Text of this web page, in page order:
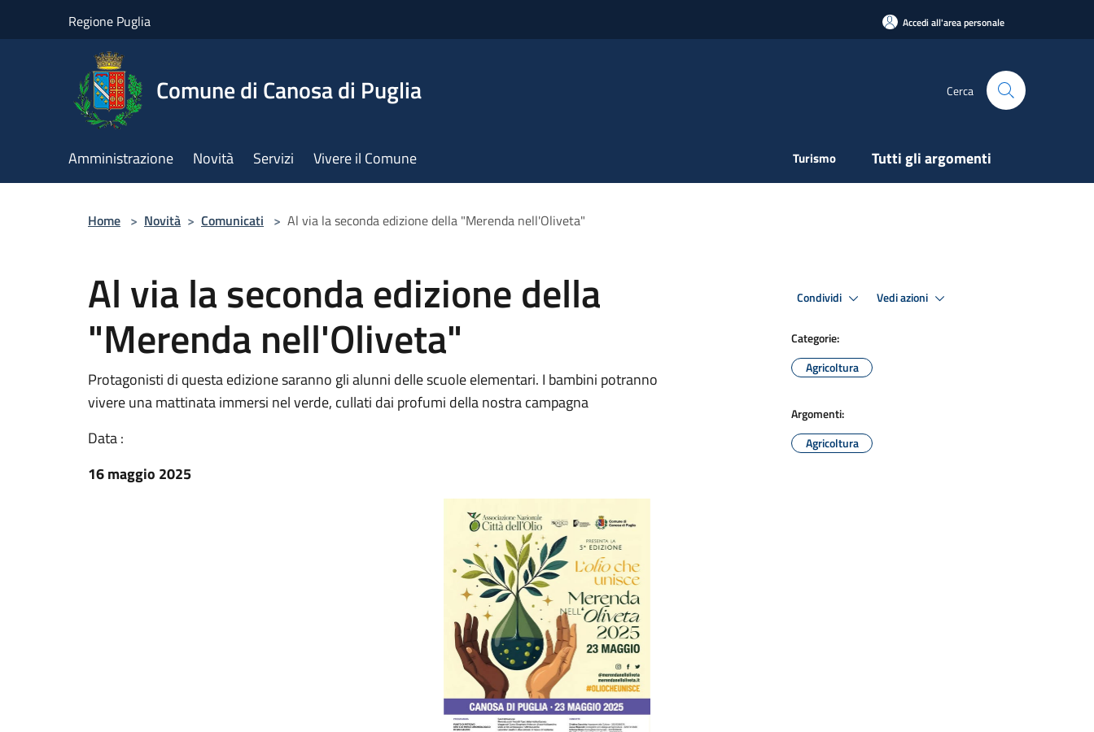
Regione Puglia Accedi all'area personale
Comune di Canosa di Puglia Cerca
Amministrazione Novità Servizi Vivere il Comune Turismo Tutti gli argomenti
Home > Novità > Comunicati > Al via la seconda edizione della "Merenda nell'Oliveta"
Al via la seconda edizione della
"Merenda nell'Oliveta"
Protagonisti di questa edizione saranno gli alunni delle scuole elementari. I bambini potranno
vivere una mattinata immersi nel verde, cullati dai profumi della nostra campagna
Data :
16 maggio 2025
Condividi Vedi azioni
Categorie:
Agricoltura
Argomenti:
Agricoltura